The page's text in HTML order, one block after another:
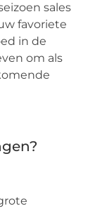
sales
favoriete
in de
om als